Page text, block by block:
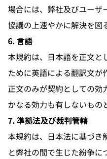
場合には、弊社及びユーザ
協議の上速やかに解決を図
6. 言語
本規約は、日本語を正文と
ために英語による翻訳文が
正文のみが契約としての効
かなる効力も有しないもの
7. 準拠法及び裁判管轄
本規約は、日本法に基づき
と弊社の間で生じた紛争